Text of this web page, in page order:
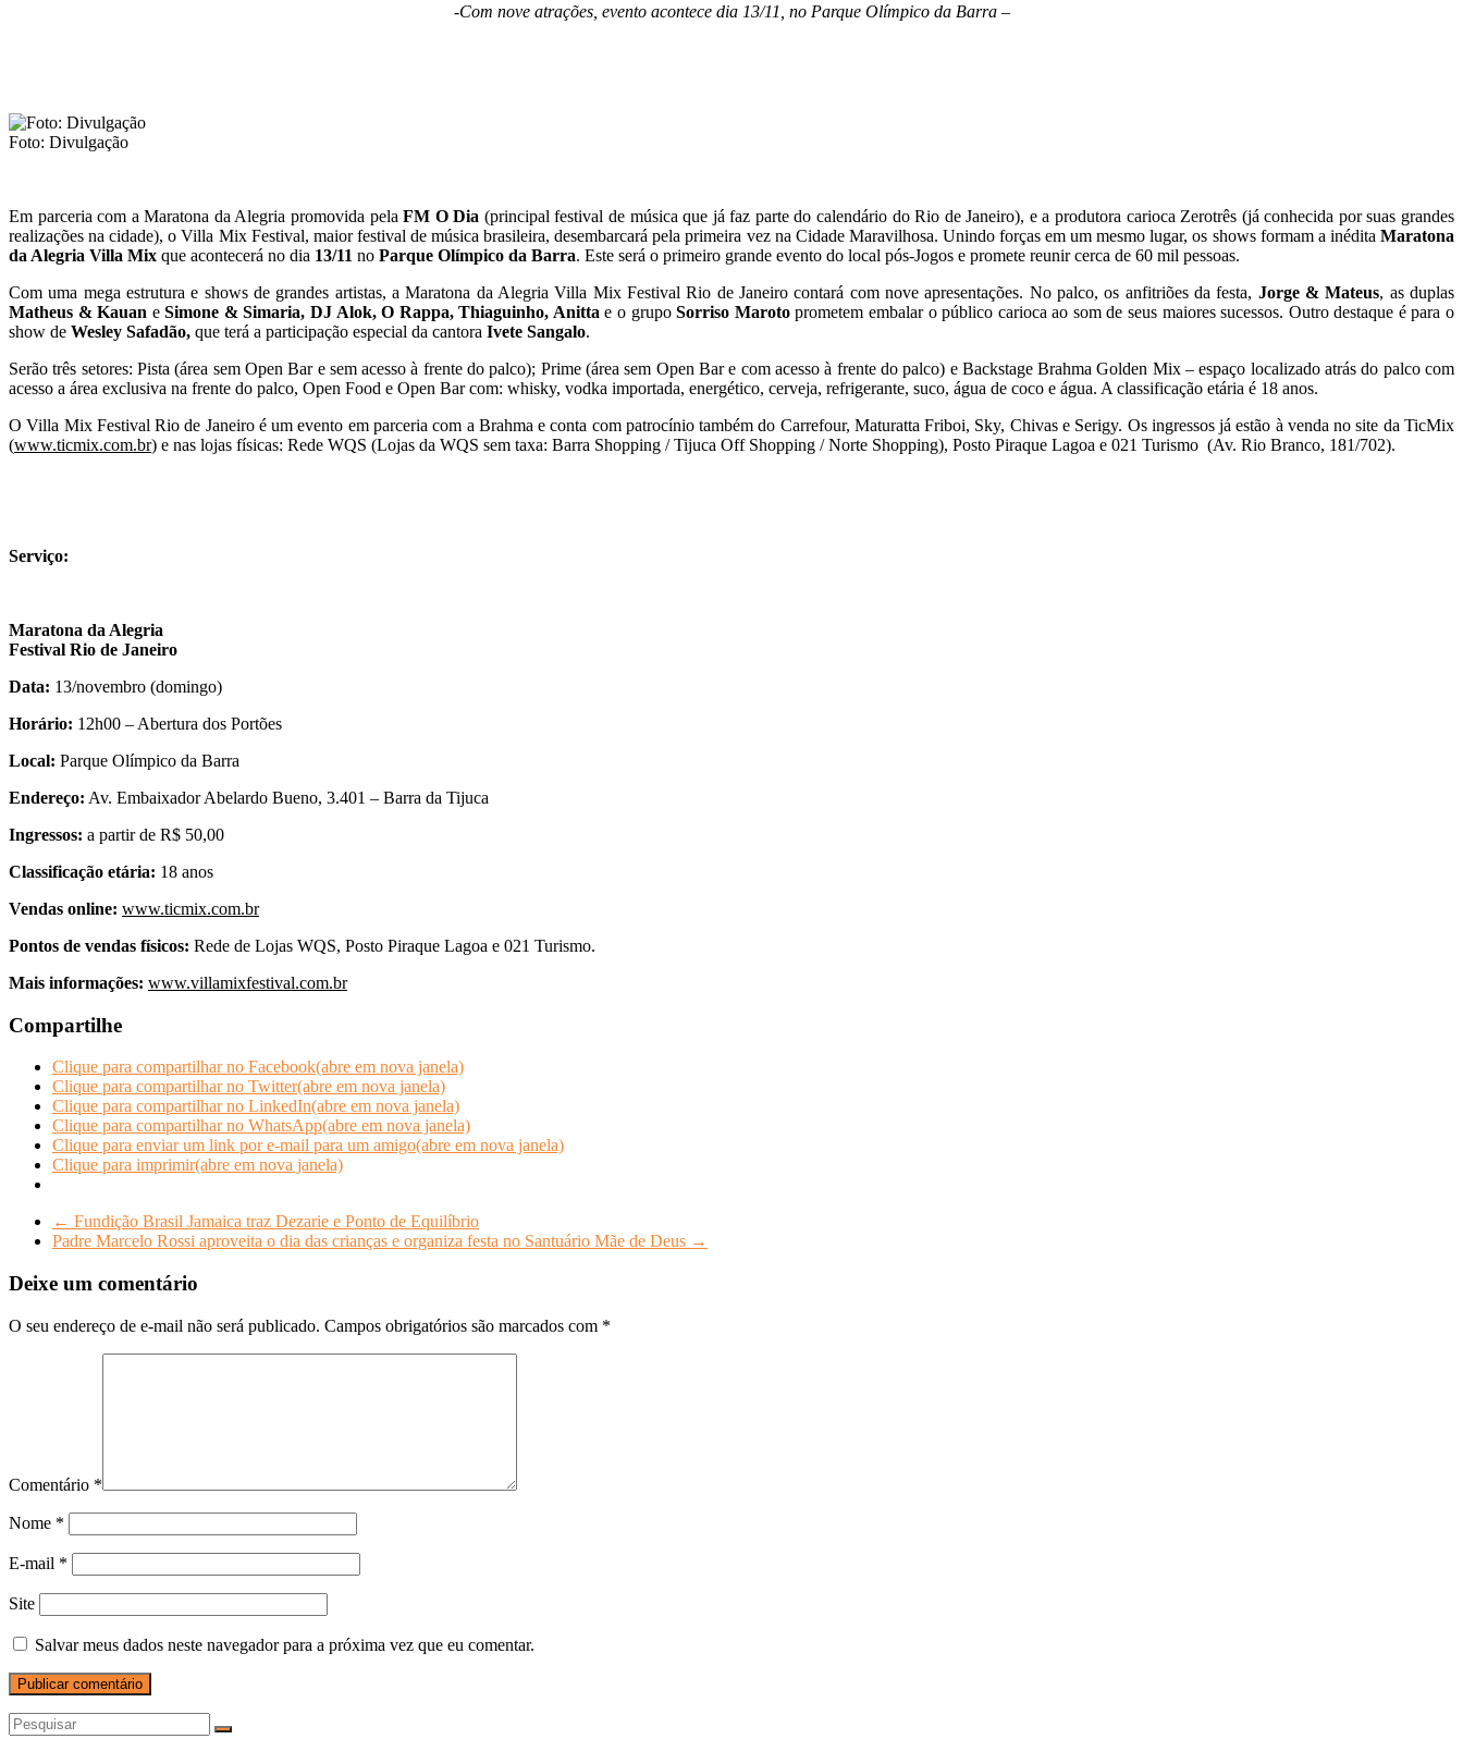
-Com nove atrações, evento acontece dia 13/11, no Parque Olímpico da Barra –
Foto: Divulgação
Em parceria com a Maratona da Alegria promovida pela FM O Dia (principal festival de música que já faz parte do calendário do Rio de Janeiro), e a produtora carioca Zerotrês (já conhecida por suas grandes
realizações na cidade), o Villa Mix Festival, maior festival de música brasileira, desembarcará pela primeira vez na Cidade Maravilhosa. Unindo forças em um mesmo lugar, os shows formam a inédita Maratona
da Alegria Villa Mix que acontecerá no dia 13/11 no Parque Olímpico da Barra. Este será o primeiro grande evento do local pós-Jogos e promete reunir cerca de 60 mil pessoas.
Com uma mega estrutura e shows de grandes artistas, a Maratona da Alegria Villa Mix Festival Rio de Janeiro contará com nove apresentações. No palco, os anfitriões da festa, Jorge & Mateus, as duplas
Matheus & Kauan eSimone & Simaria, DJ Alok, O Rappa, Thiaguinho, Anitta e o grupoSorriso Marotoprometem embalar o público carioca ao som de seus maiores sucessos. Outro destaque é para o
show de Wesley Safadão, que terá a participação especial da cantora Ivete Sangalo.
Serão três setores: Pista (área sem Open Bar e sem acesso à frente do palco); Prime (área sem Open Bar e com acesso à frente do palco) e Backstage Brahma Golden Mix – espaço localizado atrás do palco com
acesso a área exclusiva na frente do palco, Open Food e Open Bar com: whisky, vodka importada, energético, cerveja, refrigerante, suco, água de coco e água. A classificação etária é 18 anos.
O Villa Mix Festival Rio de Janeiro é um evento em parceria com a Brahma e conta com patrocínio também do Carrefour, Maturatta Friboi, Sky, Chivas e Serigy. Os ingressos já estão à venda no site da TicMix
(www.ticmix.com.br) e nas lojas físicas: Rede WQS (Lojas da WQS sem taxa: Barra Shopping / Tijuca Off Shopping / Norte Shopping), Posto Piraque Lagoa e 021 Turismo (Av. Rio Branco, 181/702).
Serviço:
Maratona da Alegria
Festival Rio de Janeiro
Data: 13/novembro (domingo)
Horário: 12h00 – Abertura dos Portões
Local: Parque Olímpico da Barra
Endereço: Av. Embaixador Abelardo Bueno, 3.401 – Barra da Tijuca
Ingressos: a partir de R$ 50,00
Classificação etária: 18 anos
Vendas online: www.ticmix.com.br
Pontos de vendas físicos: Rede de Lojas WQS, Posto Piraque Lagoa e 021 Turismo.
Mais informações: www.villamixfestival.com.br
Compartilhe
Clique para compartilhar no Facebook(abre em nova janela)
Clique para compartilhar no Twitter(abre em nova janela)
Clique para compartilhar no LinkedIn(abre em nova janela)
Clique para compartilhar no WhatsApp(abre em nova janela)
Clique para enviar um link por e-mail para um amigo(abre em nova janela)
Clique para imprimir(abre em nova janela)
← Fundição Brasil Jamaica traz Dezarie e Ponto de Equilíbrio
Padre Marcelo Rossi aproveita o dia das crianças e organiza festa no Santuário Mãe de Deus →
Deixe um comentário
O seu endereço de e-mail não será publicado. Campos obrigatórios são marcados com *
Comentário *
Nome *
E-mail *
Site
Salvar meus dados neste navegador para a próxima vez que eu comentar.